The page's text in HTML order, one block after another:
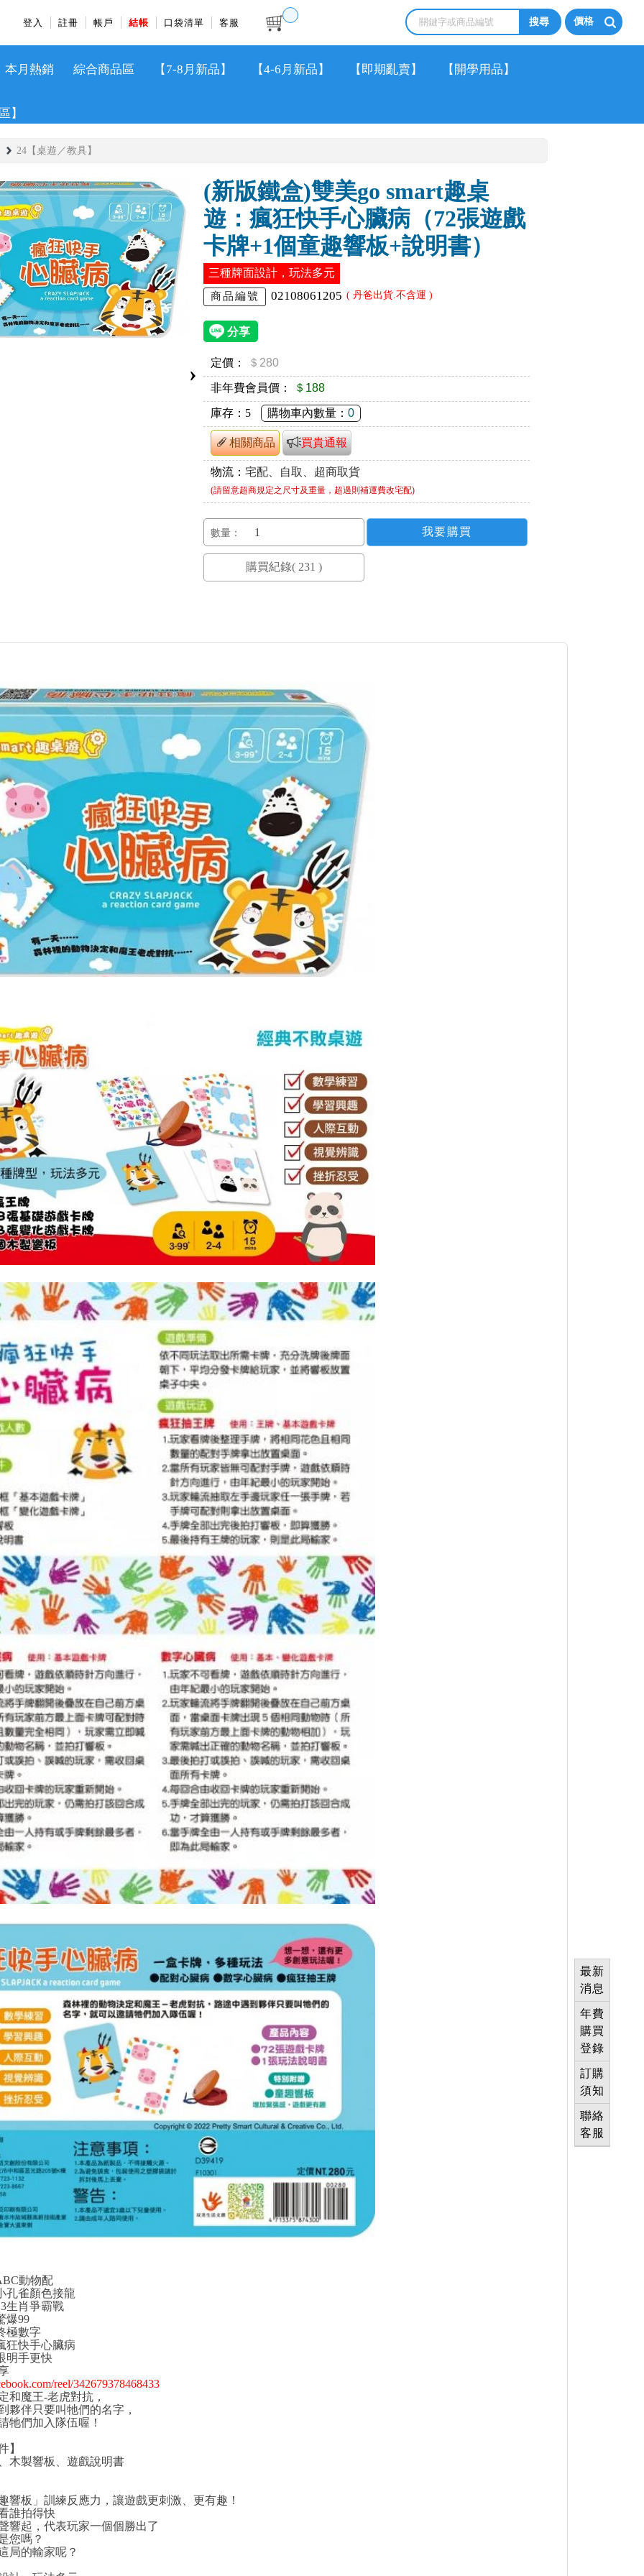
最新
消息
年費
購買
登錄
訂購
須知
聯絡
客服
登入 註冊 帳戶 結帳 口袋清單 客服 價格
本月熱銷 綜合商品區 【7-8月新品】 【4-6月新品】 【即期亂賣】 【開學用品】
】
24【桌遊／教具】
›
(新版鐵盒)雙美go smart趣桌
遊：瘋狂快手心臟病（72張遊戲
卡牌+1個童趣響板+說明書）
三種牌面設計，玩法多元
商品編號 02108061205 ( 丹爸出貨.不含運 )
定價： ＄280
非年費會員價： ＄188
庫存： 5 購物車內數量：0
相關商品 買貴通報
物流：宅配、自取、超商取貨
(請留意超商規定之尺寸及重量，超過則補運費改宅配)
數量：
動物配
孔雀顏色接龍
生肖爭霸戰
爆99
極數字
狂快手心臟病
明手更快
reel/342679378468433
和魔王-老虎對抗，
伴只要叫牠們的名字，
們加入隊伍喔！
製響板、遊戲說明書
」訓練反應力，讓遊戲更刺激、更有趣！
拍得快
起，代表玩家一個個勝出了
嗎？
的輸家呢？